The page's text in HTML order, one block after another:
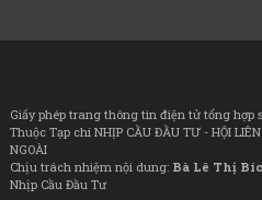
Giấy phép trang thông tin điện tử tổng hợp
Thuộc Tạp chí NHỊP CẦU ĐẦU TƯ - HỘI
NGOÀI
Chịu trách nhiệm nội dung: Bà Lê Thị
Nhịp Cầu Đầu Tư